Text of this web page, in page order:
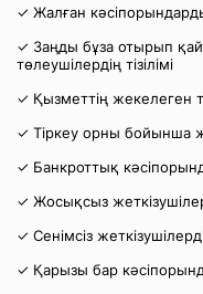
✓ Жалған
✓ Заңды бұза отырып
төлеушілердің тізілімі
✓ Қызметтің жекелеген
✓ Тіркеу орны бойынша
✓ Банкроттық
✓ Жосықсыз
✓ Сенімсіз
✓ Қарызы бар